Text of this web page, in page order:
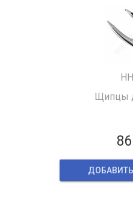
Щипцы